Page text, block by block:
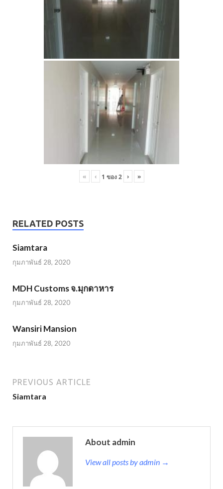
« ‹ 1 ของ2 › »
RELATED POSTS
Siamtara
กุมภาพันธ์ 28, 2020
MDH Customs จ.มุกดาหาร
กุมภาพันธ์ 28, 2020
Wansiri Mansion
กุมภาพันธ์ 28, 2020
PREVIOUS ARTICLE
Siamtara
About admin
View all posts by admin →